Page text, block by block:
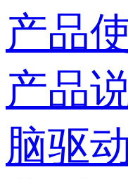
产品
产品
脑驱动